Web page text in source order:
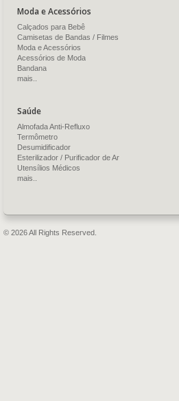
Moda e Acessórios
Calçados para Bebê
Camisetas de Bandas / Filmes
Moda e Acessórios
Acessórios de Moda
Bandana
mais..
Saúde
Almofada Anti-Refluxo
Termômetro
Desumidificador
Esterilizador / Purificador de Ar
Utensílios Médicos
mais..
© 2026 All Rights Reserved.